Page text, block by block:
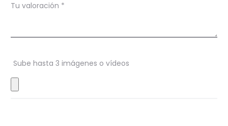
o
n
s
Tu valoración *
Sube hasta 3 imágenes o vídeos